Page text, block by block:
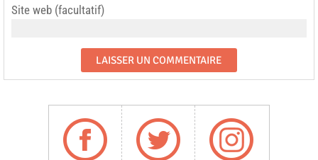
Site web (facultatif)